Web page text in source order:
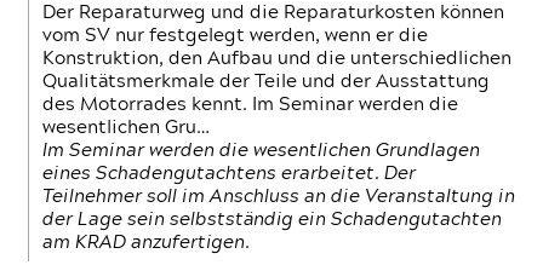
Der Reparaturweg und die Reparaturkosten können
vom SV nur festgelegt werden, wenn er die
Konstruktion, den Aufbau und die unterschiedlichen
Qualitätsmerkmale der Teile und der Ausstattung
des Motorrades kennt. Im Seminar werden die
wesentlichen Gru…
Im Seminar werden die wesentlichen Grundlagen
eines Schadengutachtens erarbeitet. Der
Teilnehmer soll im Anschluss an die Veranstaltung in
der Lage sein selbstständig ein Schadengutachten
am KRAD anzufertigen.